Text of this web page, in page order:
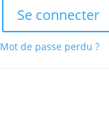
Se connecter
Mot de passe perdu ?